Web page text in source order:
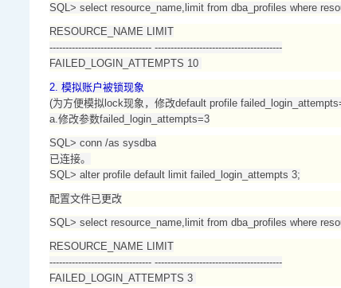
SQL> select resource_name,limit from dba_profiles where
RESOURCE_NAME LIMIT
-------------------------------- ----------------------------------------
FAILED_LOGIN_ATTEMPTS 10
2. 模拟账户被锁现象
(为方便模拟lock现象，修改default profile
a.修改参数failed_login_attempts=3
SQL> conn /as sysdba
已连接。
SQL> alter profile default limit failed_login_attempts 3;
配置文件已更改
SQL> select resource_name,limit from dba_profiles where
RESOURCE_NAME LIMIT
-------------------------------- ----------------------------------------
FAILED_LOGIN_ATTEMPTS 3